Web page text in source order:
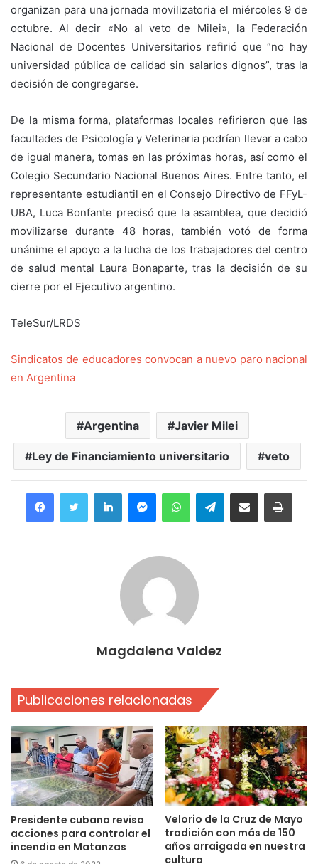
organizan para una jornada movilizatoria el miércoles 9 de
octubre. Al decir «No al veto de Milei», la Federación
Nacional de Docentes Universitarios refirió que “no hay
universidad pública de calidad sin salarios dignos”, tras la
decisión de congregarse.
De la misma forma, plataformas locales refirieron que las
facultades de Psicología y Veterinaria podrían llevar a cabo
de igual manera, tomas en las próximas horas, así como el
Colegio Secundario Nacional Buenos Aires. Entre tanto, el
representante estudiantil en el Consejo Directivo de FFyL-
UBA, Luca Bonfante precisó que la asamblea, que decidió
movilizarse durante 48 horas, también votó de forma
unánime el apoyo a la lucha de los trabajadores del centro
de salud mental Laura Bonaparte, tras la decisión de su
cierre por el Ejecutivo argentino.
TeleSur/LRDS
Sindicatos de educadores convocan a nuevo paro nacional
en Argentina
Argentina Javier Milei
Ley de Financiamiento universitario veto
FacebookTwitter LinkedInMessengerWhatsAppTelegramCompartir por correo electrónico
Magdalena Valdez
Publicaciones relacionadas
Presidente cubano revisa
acciones para controlar el
incendio en Matanzas
Velorio de la Cruz de Mayo
tradición con más de 150
años arraigada en nuestra
cultura